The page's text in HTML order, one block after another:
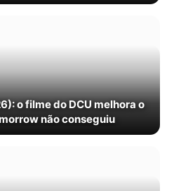
o filme do DCU melhora o
não conseguiu